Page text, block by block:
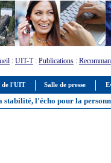
de l'UIT Salle de presse
: UIT-T: Publications :
stabilité, l'écho pour la